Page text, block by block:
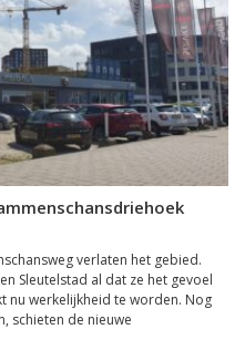
verlaten het gebied.
Sleutelstad al dat ze het gevoel
nu werkelijkheid te worden. Nog
schieten de nieuwe